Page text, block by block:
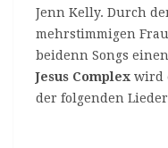
Jenn Kelly. Durch
mehrstimmigen
beidenn Songs
Jesus Complex wird
der folgenden